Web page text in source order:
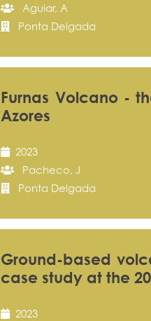
Aguiar, A
Ponta Delgada
Furnas Volcano -
Azores
2023
Pacheco, J
Ponta Delgada
Ground-based
case study at the
2023